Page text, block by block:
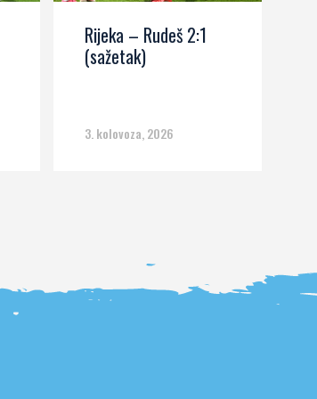
Rijeka – Rudeš 2:1
(sažetak)
3. kolovoza, 2026